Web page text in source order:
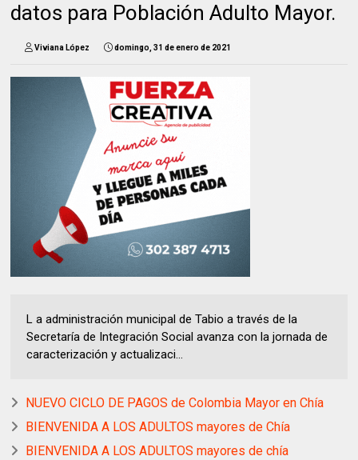
datos para Población Adulto Mayor.
Viviana López domingo, 31 de enero de 2021
L a administración municipal de Tabio a través de la
Secretaría de Integración Social avanza con la jornada de
caracterización y actualizaci...
NUEVO CICLO DE PAGOS de Colombia Mayor en Chía
BIENVENIDA A LOS ADULTOS mayores de Chía
BIENVENIDA A LOS ADULTOS mayores de chía